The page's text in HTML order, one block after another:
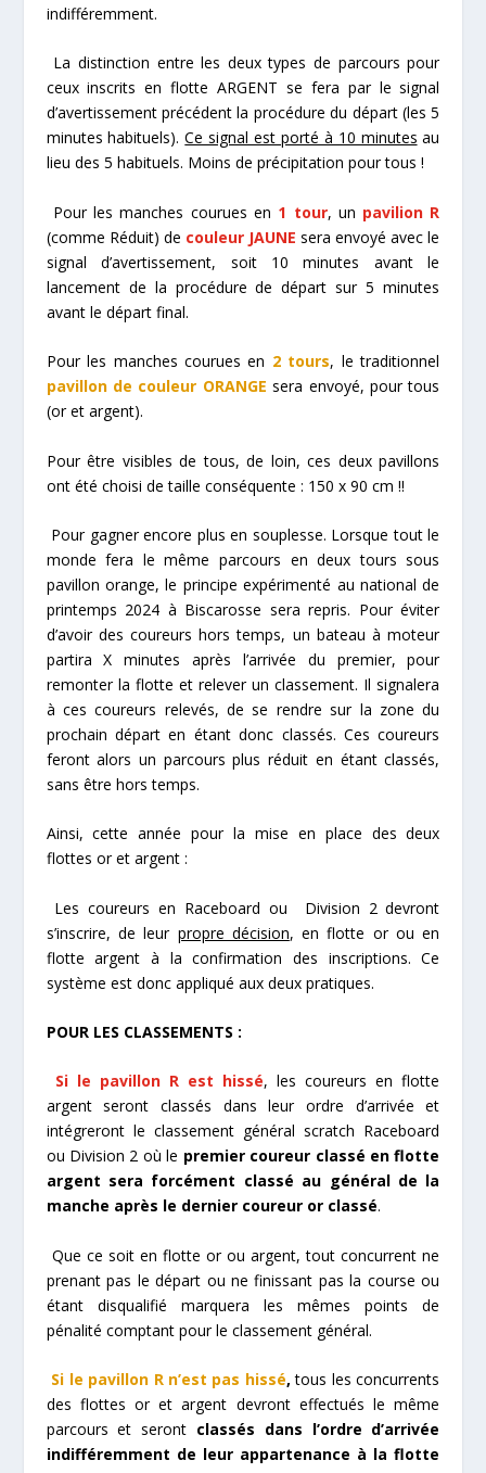
indifféremment.
La distinction entre les deux types de parcours pour
ceux inscrits en flotte ARGENT se fera par le signal
d’avertissement précédent la procédure du départ (les 5
minutes habituels).Ce signal est porté à 10 minutes au
lieu des 5 habituels. Moins de précipitation pour tous !
Pour les manches courues en 1 tour, un pavilion R
(comme Réduit) de couleur JAUNE sera envoyé avec le
signal d’avertissement, soit 10 minutes avant le
lancement de la procédure de départ sur 5 minutes
avant le départ final.
Pour les manches courues en 2 tours, le traditionnel
pavillon de couleur ORANGE sera envoyé, pour tous
(or et argent).
Pour être visibles de tous, de loin, ces deux pavillons
ont été choisi de taille conséquente : 150 x 90 cm !!
Pour gagner encore plus en souplesse. Lorsque tout le
monde fera le même parcours en deux tours sous
pavillon orange, le principe expérimenté au national de
printemps 2024 à Biscarosse sera repris. Pour éviter
d’avoir des coureurs hors temps, un bateau à moteur
partira X minutes après l’arrivée du premier, pour
remonter la flotte et relever un classement. Il signalera
à ces coureurs relevés, de se rendre sur la zone du
prochain départ en étant donc classés. Ces coureurs
feront alors un parcours plus réduit en étant classés,
sans être hors temps.
Ainsi, cette année pour la mise en place des deux
flottes or et argent :
Les coureurs en Raceboard ou Division 2 devront
s’inscrire, de leur propre décision, en flotte or ou en
flotte argent à la confirmation des inscriptions. Ce
système est donc appliqué aux deux pratiques.
POUR LES CLASSEMENTS :
Si le pavillon R est hissé, les coureurs en flotte
argent seront classés dans leur ordre d’arrivée et
intégreront le classement général scratch Raceboard
ou Division 2 où le premier coureur classé en flotte
argent sera forcément classé au général de la
manche après le dernier coureur or classé.
Que ce soit en flotte or ou argent, tout concurrent ne
prenant pas le départ ou ne finissant pas la course ou
étant disqualifié marquera les mêmes points de
pénalité comptant pour le classement général.
Si le pavillon R n’est pas hissé, tous les concurrents
des flottes or et argent devront effectués le même
parcours et seront classés dans l’ordre d’arrivée
indifféremment de leur appartenance à la flotte